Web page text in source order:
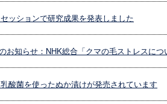
ッションで研究成果を発表しました
お知らせ：NHK総合「クマの毛ストレスにつ
酸菌を使ったぬか漬けが発売されています